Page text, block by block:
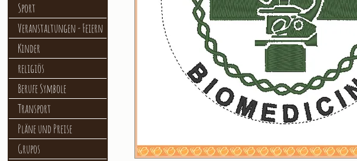
Sport
Veranstaltungen - Feiern
Kinder
religiös
Berufe Symbole
Transport
Pläne und Preise
Grupos